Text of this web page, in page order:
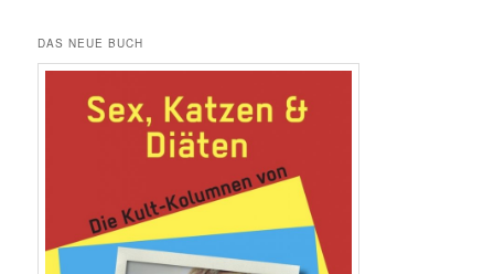
DAS NEUE BUCH